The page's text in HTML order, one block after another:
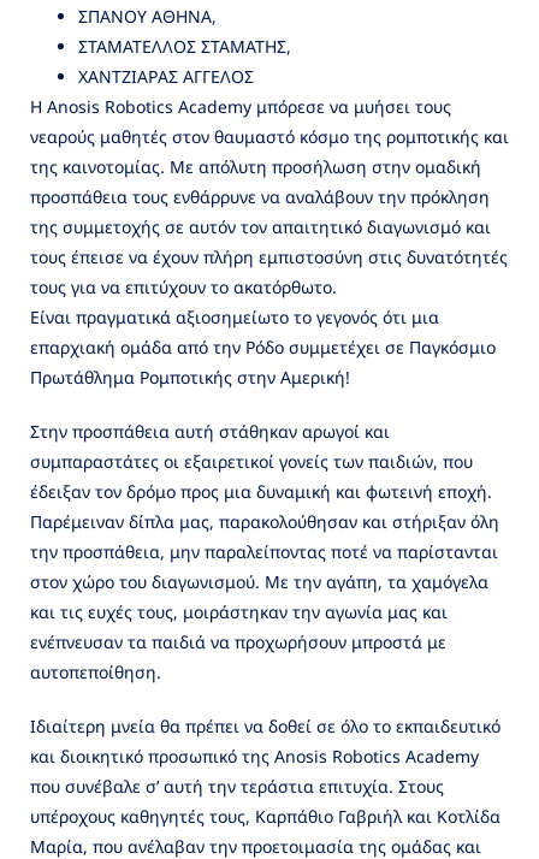
ΣΠΑΝΟΥ ΑΘΗΝΑ,
ΣΤΑΜΑΤΕΛΛΟΣ ΣΤΑΜΑΤΗΣ,
ΧΑΝΤΖΙΑΡΑΣ ΑΓΓΕΛΟΣ
Η Anosis Robotics Academy μπόρεσε να μυήσει τους
νεαρούς μαθητές στον θαυμαστό κόσμο της ρομποτικής και
της καινοτομίας. Με απόλυτη προσήλωση στην ομαδική
προσπάθεια τους ενθάρρυνε να αναλάβουν την πρόκληση
της συμμετοχής σε αυτόν τον απαιτητικό διαγωνισμό και
τους έπεισε να έχουν πλήρη εμπιστοσύνη στις δυνατότητές
τους για να επιτύχουν το ακατόρθωτο.
Είναι πραγματικά αξιοσημείωτο το γεγονός ότι μια
επαρχιακή ομάδα από την Ρόδο συμμετέχει σε Παγκόσμιο
Πρωτάθλημα Ρομποτικής στην Αμερική!
Στην προσπάθεια αυτή στάθηκαν αρωγοί και
συμπαραστάτες οι εξαιρετικοί γονείς των παιδιών, που
έδειξαν τον δρόμο προς μια δυναμική και φωτεινή εποχή.
Παρέμειναν δίπλα μας, παρακολούθησαν και στήριξαν όλη
την προσπάθεια, μην παραλείποντας ποτέ να παρίστανται
στον χώρο του διαγωνισμού. Με την αγάπη, τα χαμόγελα
και τις ευχές τους, μοιράστηκαν την αγωνία μας και
ενέπνευσαν τα παιδιά να προχωρήσουν μπροστά με
αυτοπεποίθηση.
Ιδιαίτερη μνεία θα πρέπει να δοθεί σε όλο το εκπαιδευτικό
και διοικητικό προσωπικό της Anosis Robotics Academy
που συνέβαλε σ’ αυτή την τεράστια επιτυχία. Στους
υπέροχους καθηγητές τους, Καρπάθιο Γαβριήλ και Κοτλίδα
Μαρία, που ανέλαβαν την προετοιμασία της ομάδας και